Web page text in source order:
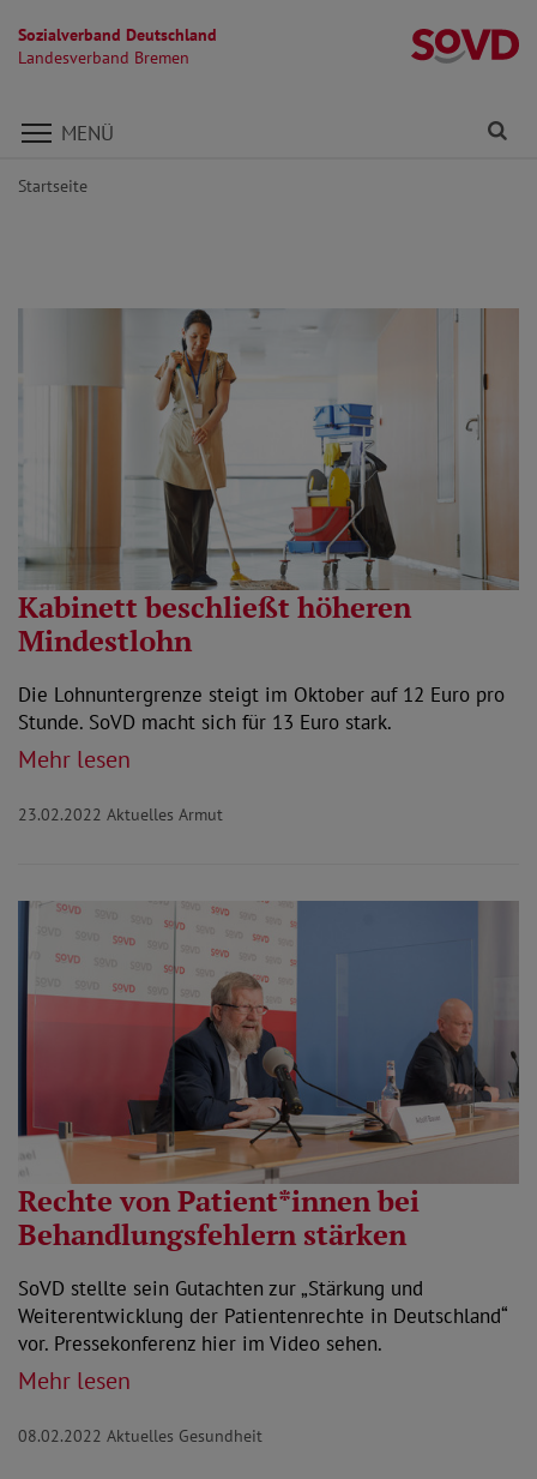
Sozialverband Deutschland
Landesverband Bremen
Direkt zu den Inhalten springen
MENÜ
Startseite
Kabinett beschließt höheren
Mindestlohn
Die Lohnuntergrenze steigt im Oktober auf 12 Euro pro
Stunde. SoVD macht sich für 13 Euro stark.
Mehr lesen
23.02.2022 Aktuelles Armut
Rechte von Patient*innen bei
Behandlungsfehlern stärken
SoVD stellte sein Gutachten zur „Stärkung und
Weiterentwicklung der Patientenrechte in Deutschland“
vor. Pressekonferenz hier im Video sehen.
Mehr lesen
08.02.2022 Aktuelles Gesundheit